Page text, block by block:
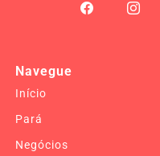
Navegue
Início
Pará
Negócios